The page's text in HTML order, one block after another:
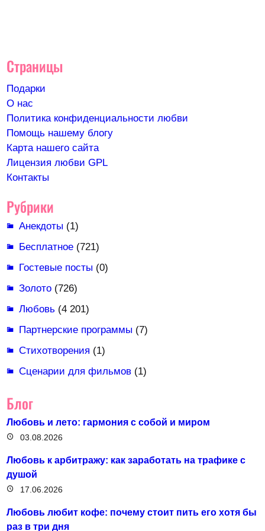
Страницы
Подарки
О нас
Политика конфиденциальности любви
Помощь нашему блогу
Карта нашего сайта
Лицензия любви GPL
Контакты
Рубрики
Анекдоты (1)
Бесплатное(721)
Гостевые посты (0)
Золото(726)
Любовь(4 201)
Партнерские программы (7)
Стихотворения (1)
Сценарии для фильмов(1)
Блог
Любовь и лето: гармония с собой и миром
03.08.2026
Любовь к арбитражу: как заработать на трафике с
душой
17.06.2026
Любовь любит кофе: почему стоит пить его хотя бы
раз в три дня